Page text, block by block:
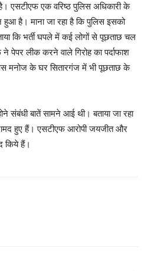
एसटीएफ एक वरिष्ठ पुलिस अधिकारी के
हुआ है। माना जा रहा है कि पुलिस इसको
कि भर्ती घपले में कई लोगों से पूछताछ चल
लीक करने वाले गिरोह का पर्दाफाश
मनोज के घर सितारगंज में भी पूछताछ के
संबंधी बातें सामने आई थी। बताया जा रहा
हुए हैं। एसटीएफ आरोपी जयजीत और
किये हैं।